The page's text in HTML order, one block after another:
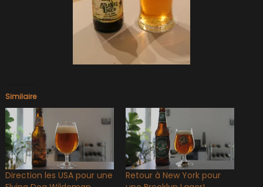
Similaire
Direction les USA pour une
Retour à New York pour